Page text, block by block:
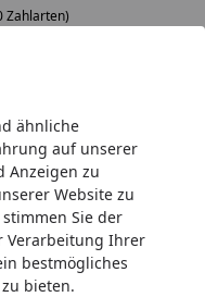
ähnliche
auf unserer
Anzeigen zu
Website zu
Sie der
Verarbeitung Ihrer
bestmögliches
bieten.
Zahlarten)
Combi "Amphore"